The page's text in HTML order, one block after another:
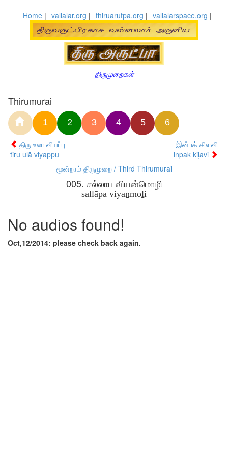
Home | vallalar.org | thiruarutpa.org | vallalarspace.org |
திருமுறைகள்
Thirumurai
1 2 3 4 5 6
திரு உலா வியப்பு
tiru ulā viyappu
இன்பக் கிளவி
iṉpak kiḷavi
மூன்றாம் திருமுறை / Third Thirumurai
005. சல்லாப வியன்மொழி
sallāpa viyaṉmoḻi
No audios found!
Oct,12/2014: please check back again.